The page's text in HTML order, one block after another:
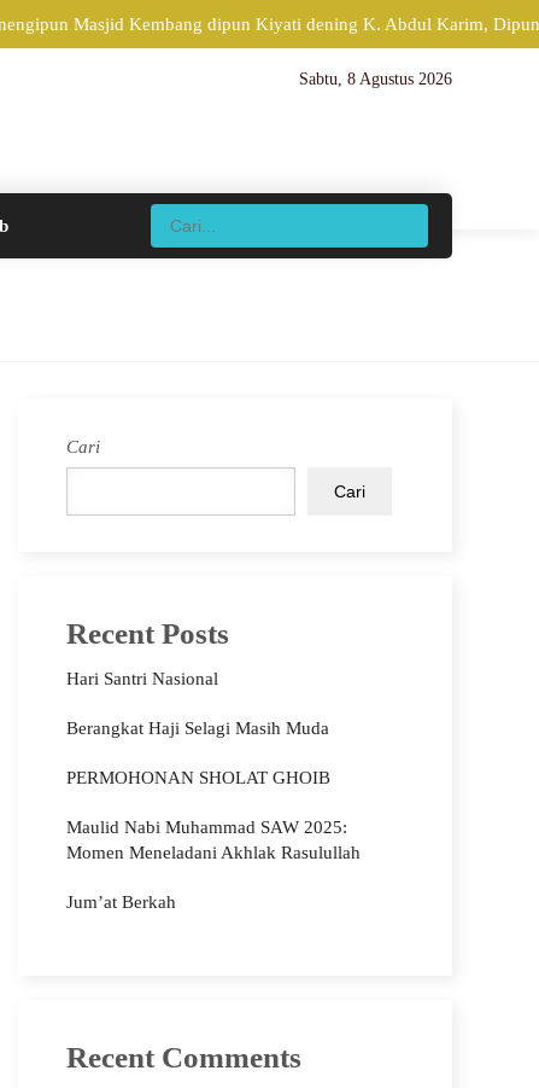
Masjid Kembang dipun Kiyati dening K. Abdul Karim, Dipun
Sabtu, 8 Agustus 2026
Cari
Cari
Recent Posts
Hari Santri Nasional
Berangkat Haji Selagi Masih Muda
PERMOHONAN SHOLAT GHOIB
Maulid Nabi Muhammad SAW 2025:
Momen Meneladani Akhlak Rasulullah
Jum’at Berkah
Recent Comments